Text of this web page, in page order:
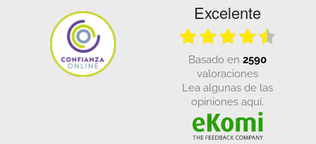
Excelente
basado en 2590
valoraciones
Lea algunas de las
opiniones aquí.